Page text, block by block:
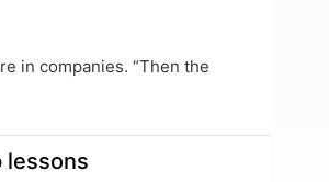
in companies. “Then the
lessons